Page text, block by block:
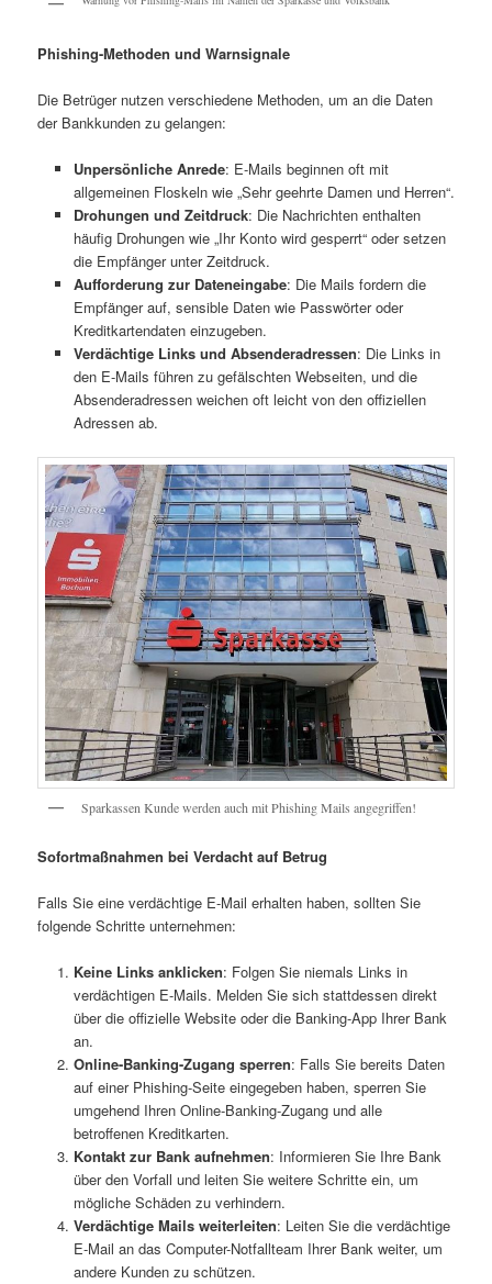
Phishing-Methoden und Warnsignale
Die Betrüger nutzen verschiedene Methoden, um an die Daten
der Bankkunden zu gelangen:
Unpersönliche Anrede: E-Mails beginnen oft mit
allgemeinen Floskeln wie „Sehr geehrte Damen und Herren“.
Drohungen und Zeitdruck: Die Nachrichten enthalten
häufig Drohungen wie „Ihr Konto wird gesperrt“ oder setzen
die Empfänger unter Zeitdruck.
Aufforderung zur Dateneingabe: Die Mails fordern die
Empfänger auf, sensible Daten wie Passwörter oder
Kreditkartendaten einzugeben.
Verdächtige Links und Absenderadressen: Die Links in
den E-Mails führen zu gefälschten Webseiten, und die
Absenderadressen weichen oft leicht von den offiziellen
Adressen ab.
Sparkassen Kunde werden auch mit Phishing Mails angegriffen!
Sofortmaßnahmen bei Verdacht auf Betrug
Falls Sie eine verdächtige E-Mail erhalten haben, sollten Sie
folgende Schritte unternehmen:
Keine Links anklicken: Folgen Sie niemals Links in
verdächtigen E-Mails. Melden Sie sich stattdessen direkt
über die offizielle Website oder die Banking-App Ihrer Bank
an.
Online-Banking-Zugang sperren: Falls Sie bereits Daten
auf einer Phishing-Seite eingegeben haben, sperren Sie
umgehend Ihren Online-Banking-Zugang und alle
betroffenen Kreditkarten.
Kontakt zur Bank aufnehmen: Informieren Sie Ihre Bank
über den Vorfall und leiten Sie weitere Schritte ein, um
mögliche Schäden zu verhindern.
Verdächtige Mails weiterleiten: Leiten Sie die verdächtige
E-Mail an das Computer-Notfallteam Ihrer Bank weiter, um
andere Kunden zu schützen.